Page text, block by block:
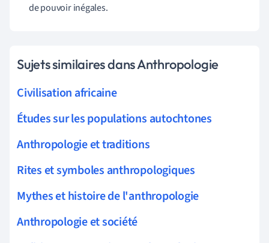
de pouvoir inégales.
Sujets similaires dans Anthropologie
Civilisation africaine
Études sur les populations autochtones
Anthropologie et traditions
Rites et symboles anthropologiques
Mythes et histoire de l'anthropologie
Anthropologie et société